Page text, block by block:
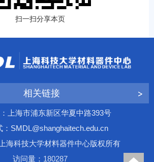
扫一扫分享本页
相关链接
上海市浦东新区华夏中路393号
：SMDL@shanghaitech.edu.cn
海科技大学材料器件中心版权所有
访问量： 180287